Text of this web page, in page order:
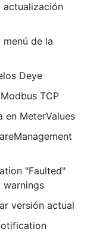
actualización
menú de la
Deye
TCP
en MeterValues
"Faulted"
warnings
versión actual